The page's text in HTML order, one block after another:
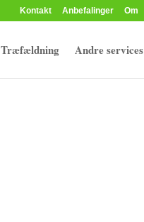
Kontakt Anbefalinger Om
Træfældning Andre services